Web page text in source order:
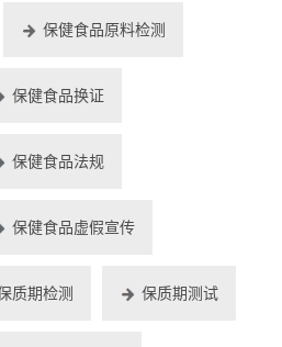
保健食品原料检测
保健食品换证
保健食品法规
保健食品虚假宣传
质期检测 保质期测试